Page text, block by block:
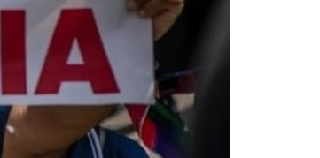
Ediciones anteriores